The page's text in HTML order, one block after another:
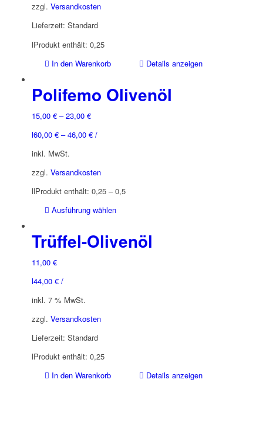
zzgl. Versandkosten
Lieferzeit: Standard
Produkt enthält: 0,25
l
In den Warenkorb
Details anzeigen
Polifemo Olivenöl
15,00 €–23,00 €
60,00 €–46,00 €/
l
inkl. MwSt.
zzgl. Versandkosten
Produkt enthält: 0,25
l – 0,5
l
Ausführung wählen
weist
mehrere
werden
Trüffel-Olivenöl
11,00 €
44,00 €/
l
inkl. 7 % MwSt.
zzgl. Versandkosten
Lieferzeit: Standard
Produkt enthält: 0,25
l
In den Warenkorb
Details anzeigen